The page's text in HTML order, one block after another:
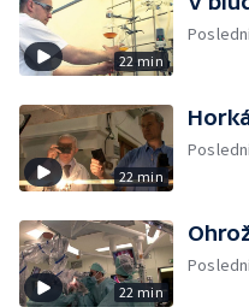
22 min
22 min
22 min